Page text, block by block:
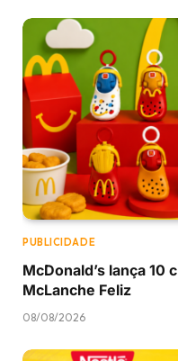
PUBLICIDADE
McDonald’s lança 10
McLanche Feliz
08/08/2026